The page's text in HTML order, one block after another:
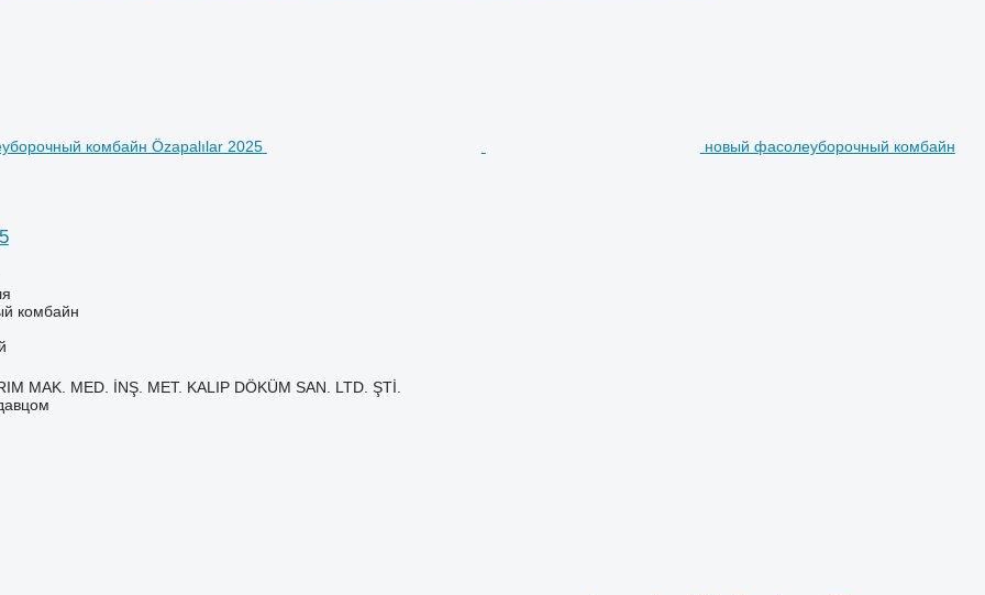
новый фасолеуборочный комбайн
комбайн
MAK. MED. İNŞ. MET. KALIP DÖKÜM SAN. LTD. ŞTİ.